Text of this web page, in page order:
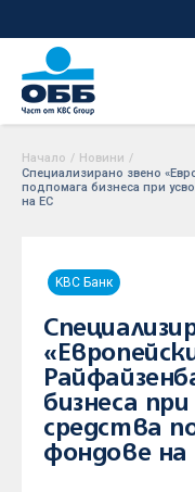
Начало / Новини /
Специализирано звено
подпомага бизнеса при
на ЕС
KBC Банк
бизнеса
средства
фондове на